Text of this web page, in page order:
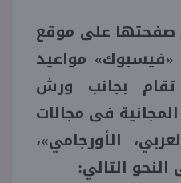
صفحتها على موقع
«فيسبوك» مواعيد
تقام بجانب ورش
فى مجالات
الأورجامي»،
التالي: